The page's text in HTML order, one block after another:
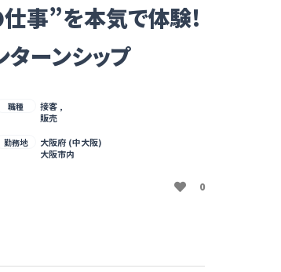
事”を本気で体験!
ターンシップ
職種
接客 ,
販売
勤務地
大阪府 (中大阪)
大阪市内
0